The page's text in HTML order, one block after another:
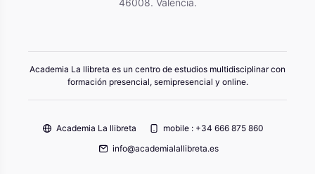
46008. Valencia.
Academia La llibreta es un centro de estudios multidisciplinar con
formación presencial, semipresencial y online.
Academia La llibreta
mobile : +34 666 875 860
info@academialallibreta.es